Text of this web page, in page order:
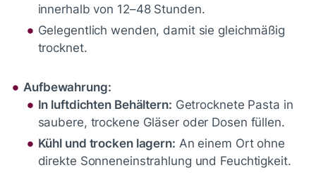
innerhalb von 12–48 Stunden.
Gelegentlich wenden, damit sie gleichmäßig
trocknet.
Aufbewahrung:
In luftdichten Behältern: Getrocknete Pasta in
saubere, trockene Gläser oder Dosen füllen.
Kühl und trocken lagern: An einem Ort ohne
direkte Sonneneinstrahlung und Feuchtigkeit.